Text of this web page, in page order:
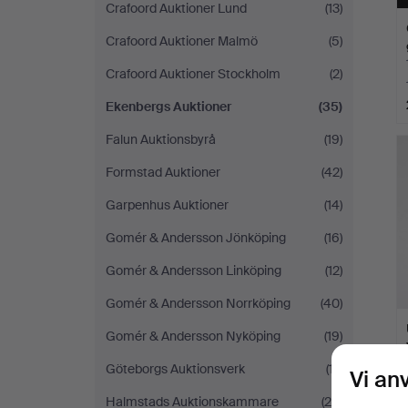
Crafoord Auktioner Lund
(13)
Crafoord Auktioner Malmö
(5)
Crafoord Auktioner Stockholm
(2)
Ekenbergs Auktioner
(35)
Falun Auktionsbyrå
(19)
Formstad Auktioner
(42)
Garpenhus Auktioner
(14)
Gomér & Andersson Jönköping
(16)
Gomér & Andersson Linköping
(12)
Gomér & Andersson Norrköping
(40)
Gomér & Andersson Nyköping
(19)
Göteborgs Auktionsverk
(17)
Halmstads Auktionskammare
(26)
Vi